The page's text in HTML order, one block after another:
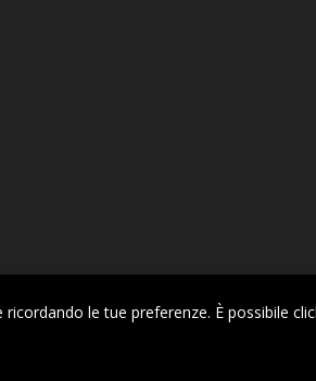
le tue preferenze. È possibile